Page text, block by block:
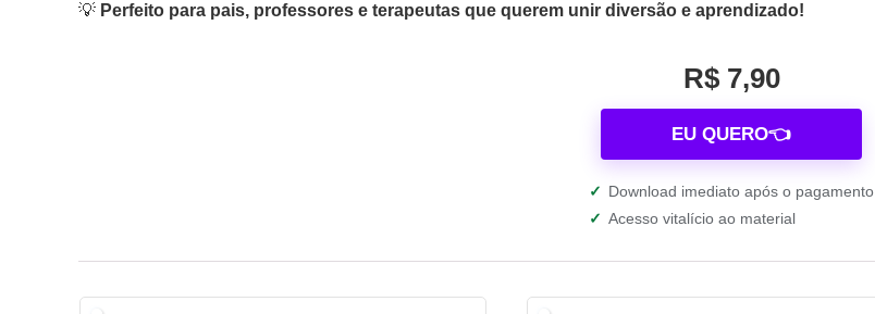
💡 Perfeito para pais, professores e terapeutas que querem unir diversão e aprendizado!
R$ 7,90
EU QUERO👈
✓ Download imediato após o pagamento
✓ Acesso vitalício ao material